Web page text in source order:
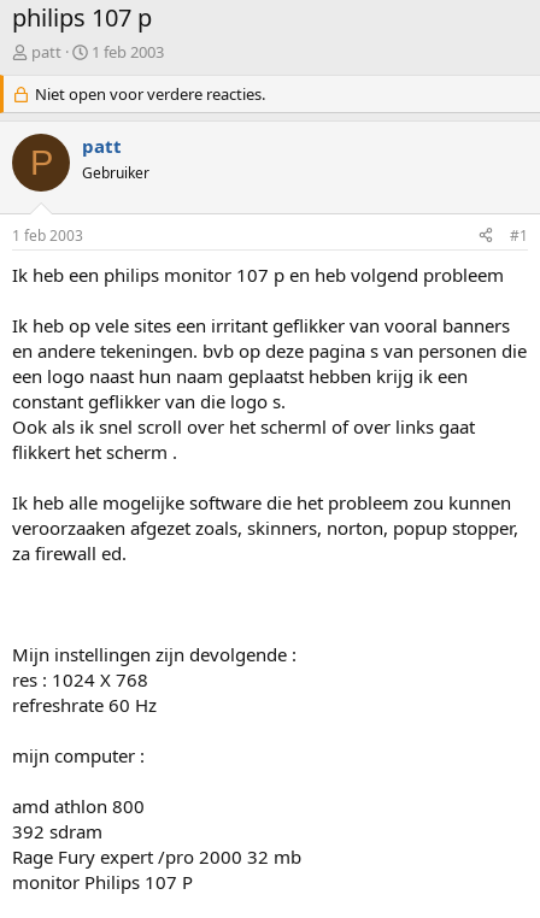
philips 107 p
O
d
e
r
w
e
p
s
t
a
t
e
r
patt
S
a
r
d
a
m
1 feb 2003
Niet open voor verdere reacties.
P patt
Gebruiker
1 feb 2003 #1
Ik heb een philips monitor 107 p en heb volgend probleem
Ik heb op vele sites een irritant geflikker van vooral banners
en andere tekeningen. bvb op deze pagina s van personen die
een logo naast hun naam geplaatst hebben krijg ik een
constant geflikker van die logo s.
Ook als ik snel scroll over het scherml of over links gaat
flikkert het scherm .
Ik heb alle mogelijke software die het probleem zou kunnen
veroorzaaken afgezet zoals, skinners, norton, popup stopper,
za firewall ed.
Mijn instellingen zijn devolgende :
res : 1024 X 768
refreshrate 60 Hz
mijn computer :
amd athlon 800
392 sdram
Rage Fury expert /pro 2000 32 mb
monitor Philips 107 P